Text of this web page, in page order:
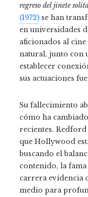
regreso del jinete
(1972) se han
en universidades
aficionados al cine
natural, junto con
establecer
sus actuaciones
Su fallecimiento
cómo ha
recientes.
que Hollywood
buscando el
contenido, la
carrera evidencia
medio para